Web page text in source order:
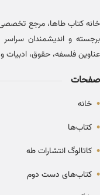
برجسته و اندیشمندان سراسر
عناوین فلسفه، حقوق،
صفحات
• خانه
• کتاب‌ها
• کاتالوگ انتشارات طه
• کتاب‌های دست دوم